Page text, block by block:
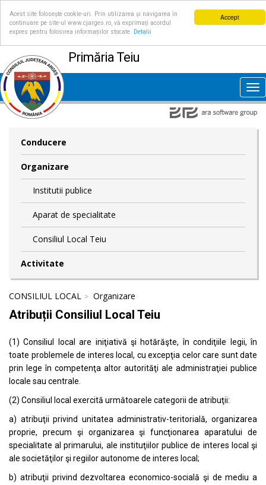
Accept
Acest site folosește cookie-uri. Prin utilizarea și navigarea în
continuare pe site-ul www.cjarges.ro, vă exprimați acordul
expres pentru folosirea informațiilor stocate.
Detalii
Primăria Teiu
Conducere
Organizare
Institutii publice
Aparat de specialitate
Consiliul Local Teiu
Activitate
CONSILIUL LOCAL Organizare
Atribuții Consiliul Local Teiu
(1) Consiliul local are iniţiativă şi hotărăşte, în condiţiile legii, în
toate problemele de interes local, cu excepţia celor care sunt date
prin lege în competenţa altor autorităţi ale administraţiei publice
locale sau centrale.
(2) Consiliul local exercită următoarele categorii de atribuţii:
a) atribuţii privind unitatea administrativ-teritorială, organizarea
proprie, precum şi organizarea şi funcţionarea aparatului de
specialitate al primarului, ale instituţiilor publice de interes local şi
ale societăţilor şi regiilor autonome de interes local;
b) atribuţii privind dezvoltarea economico-socială şi de mediu a